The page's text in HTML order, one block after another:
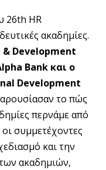
26th HR
ακαδημίες.
& Development
Bank και ο
Development
το πώς
περνάμε από
οι συμμετέχοντες
και την
ακαδημιών,